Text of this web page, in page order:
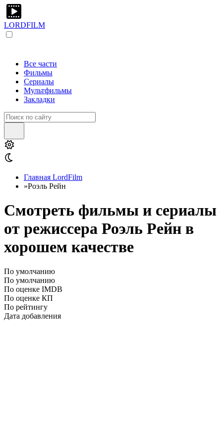
LORDFILM
Все части
Фильмы
Сериалы
Мультфильмы
Закладки
Главная LordFilm
»Роэль Рейн
Смотреть фильмы и сериалы
от режиссера Роэль Рейн в
хорошем качестве
По умолчанию
По умолчанию
По оценке IMDB
По оценке КП
По рейтингу
Дата добавления